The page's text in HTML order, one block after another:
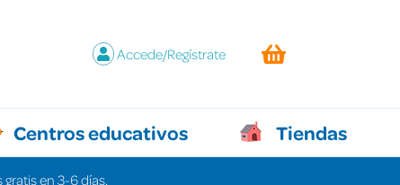
Accede/Regístrate
Centros educativos Tiendas
en 3-6 días.